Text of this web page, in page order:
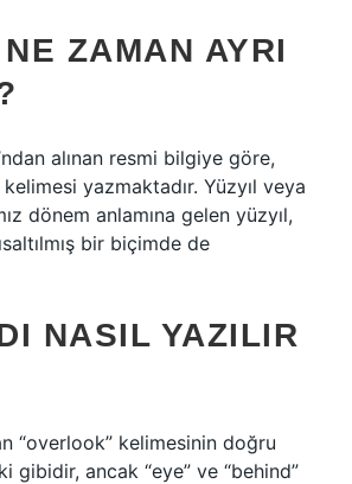
ZAMAN AYRI
alınan resmi bilgiye göre,
kelimesi yazmaktadır. Yüzyıl veya
dönem anlamına gelen yüzyıl,
bir biçimde de
NASIL YAZILIR
“overlook” kelimesinin doğru
gibidir, ancak “eye” ve “behind”